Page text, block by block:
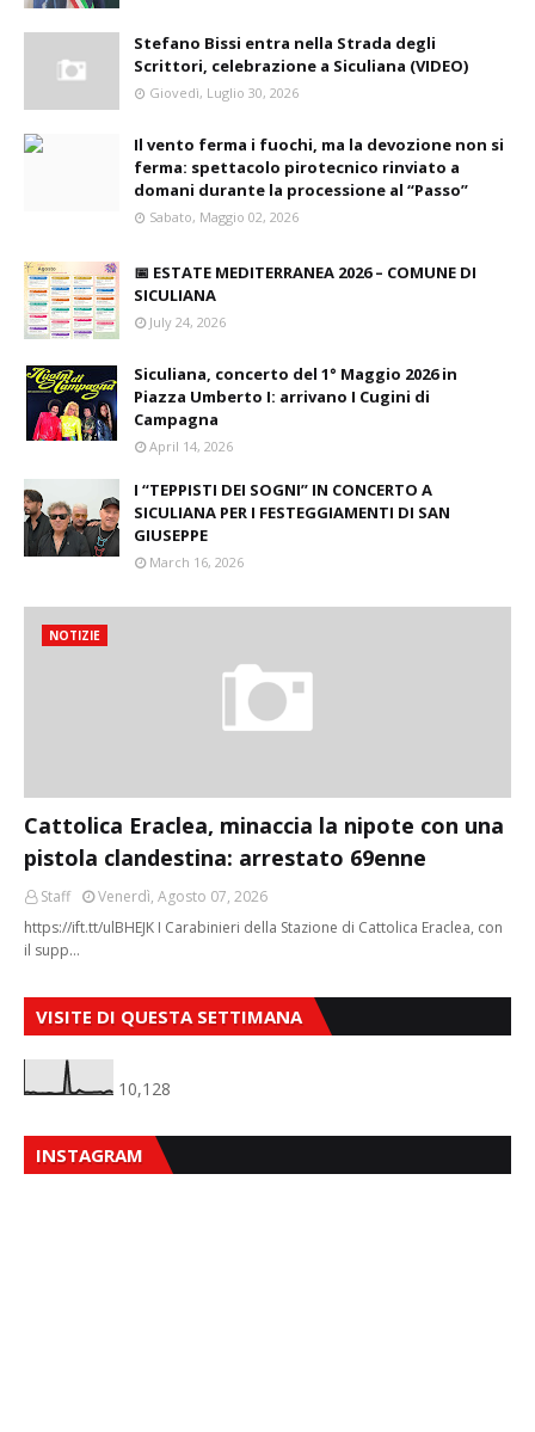
Stefano Bissi entra nella Strada degli
Scrittori, celebrazione a Siculiana (VIDEO)
Giovedì, Luglio 30, 2026
Il vento ferma i fuochi, ma la devozione non si
ferma: spettacolo pirotecnico rinviato a
domani durante la processione al “Passo”
Sabato, Maggio 02, 2026
📅 ESTATE MEDITERRANEA 2026 – COMUNE DI
SICULIANA
July 24, 2026
Siculiana, concerto del 1° Maggio 2026 in
Piazza Umberto I: arrivano I Cugini di
Campagna
April 14, 2026
I “TEPPISTI DEI SOGNI” IN CONCERTO A
SICULIANA PER I FESTEGGIAMENTI DI SAN
GIUSEPPE
March 16, 2026
NOTIZIE
Cattolica Eraclea, minaccia la nipote con una
pistola clandestina: arrestato 69enne
Staff
Venerdì, Agosto 07, 2026
https://ift.tt/ulBHEJK I Carabinieri della Stazione di Cattolica Eraclea, con
il supp…
VISITE DI QUESTA SETTIMANA
10,128
INSTAGRAM